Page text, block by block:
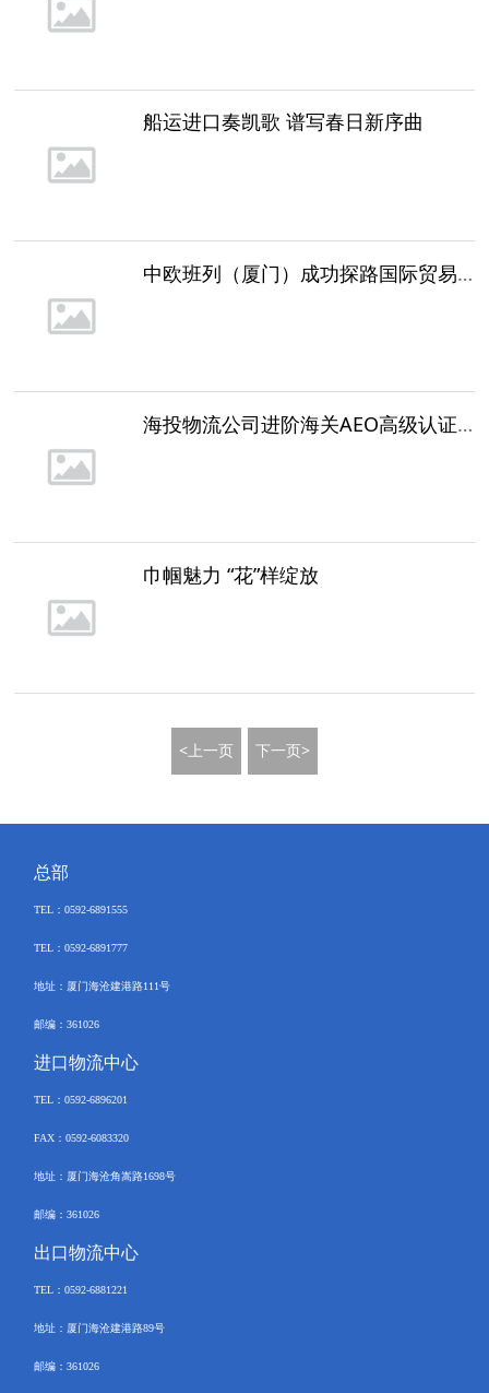
船运进口奏凯歌 谱写春日新序曲
中欧班列（厦门）成功探路国际贸易新动能
海投物流公司进阶海关AEO高级认证企业
巾帼魅力 “花”样绽放
<上一页 下一页>
总部
TEL ：0592-6891555
TEL：0592-6891777
地址：厦门海沧建港路111号
邮编：361026
进口物流中心
TEL ：0592-6896201
FAX ：0592-6083320
地址：厦门海沧角嵩路1698号
邮编：361026
出口物流中心
TEL ：0592-6881221
地址：厦门海沧建港路89号
邮编：361026